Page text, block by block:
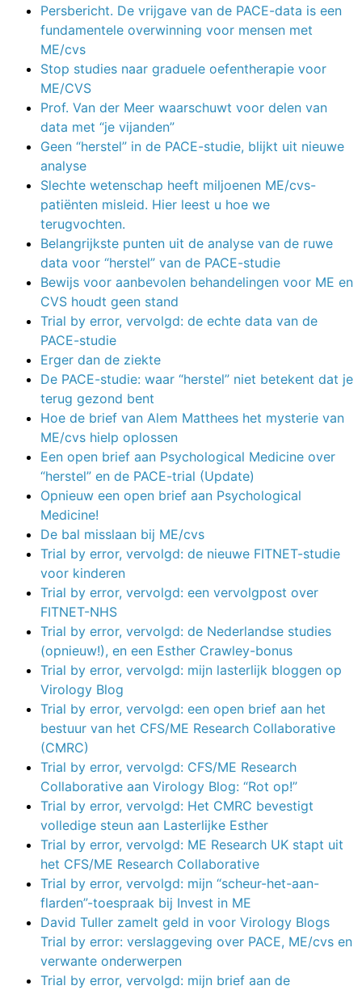
Persbericht. De vrijgave van de PACE-data is een
fundamentele overwinning voor mensen met
ME/cvs
Stop studies naar graduele oefentherapie voor
ME/CVS
Prof. Van der Meer waarschuwt voor delen van
data met “je vijanden”
Geen “herstel” in de PACE-studie, blijkt uit nieuwe
analyse
Slechte wetenschap heeft miljoenen ME/cvs-
patiënten misleid. Hier leest u hoe we
terugvochten.
Belangrijkste punten uit de analyse van de ruwe
data voor “herstel” van de PACE-studie
Bewijs voor aanbevolen behandelingen voor ME en
CVS houdt geen stand
Trial by error, vervolgd: de echte data van de
PACE-studie
Erger dan de ziekte
De PACE-studie: waar “herstel” niet betekent dat je
terug gezond bent
Hoe de brief van Alem Matthees het mysterie van
ME/cvs hielp oplossen
Een open brief aan Psychological Medicine over
“herstel” en de PACE-trial (Update)
Opnieuw een open brief aan Psychological
Medicine!
De bal misslaan bij ME/cvs
Trial by error, vervolgd: de nieuwe FITNET-studie
voor kinderen
Trial by error, vervolgd: een vervolgpost over
FITNET-NHS
Trial by error, vervolgd: de Nederlandse studies
(opnieuw!), en een Esther Crawley-bonus
Trial by error, vervolgd: mijn lasterlijk bloggen op
Virology Blog
Trial by error, vervolgd: een open brief aan het
bestuur van het CFS/ME Research Collaborative
(CMRC)
Trial by error, vervolgd: CFS/ME Research
Collaborative aan Virology Blog: “Rot op!”
Trial by error, vervolgd: Het CMRC bevestigt
volledige steun aan Lasterlijke Esther
Trial by error, vervolgd: ME Research UK stapt uit
het CFS/ME Research Collaborative
Trial by error, vervolgd: mijn “scheur-het-aan-
flarden”-toespraak bij Invest in ME
David Tuller zamelt geld in voor Virology Blogs
Trial by error: verslaggeving over PACE, ME/cvs en
verwante onderwerpen
Trial by error, vervolgd: mijn brief aan de